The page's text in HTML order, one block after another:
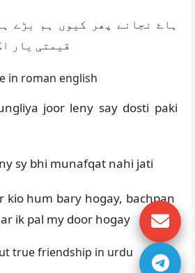
ہاۓ نجانے پھر کیوں ہم بڑے
قیمتی یار
joor leny say dosti paki
sy bhi munafqat nahi jati
kio hum bary hogay, bachpan
ik pal my door hogay